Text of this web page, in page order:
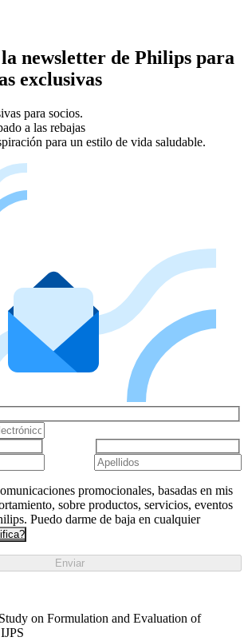
newsletter de Philips para
exclusivas
para socios.
a las rebajas
para un estilo de vida saludable.
promocionales, basadas en mis
sobre productos, servicios, eventos
Puedo darme de baja en cualquier
Enviar
on Formulation and Evaluation of